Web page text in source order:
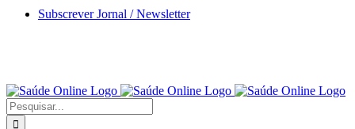
Skip
Subscrever Jornal / Newsletter
Pesquisar